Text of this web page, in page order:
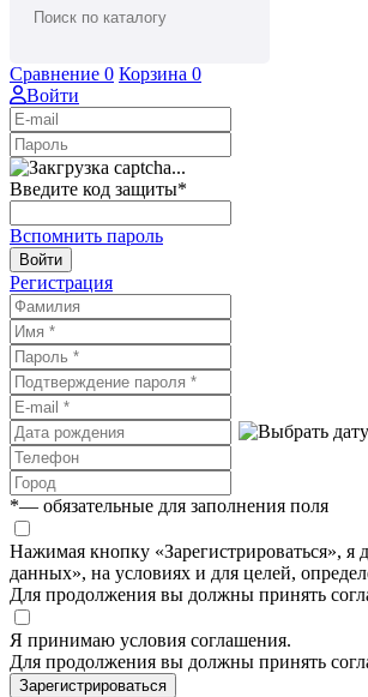
Сравнение 0 Корзина 0
Войти
Введите код защиты*
Вспомнить пароль
Войти
Регистрация
*— обязательные для заполнения поля
Нажимая кнопку «Зарегистрироваться»,
данных», на условиях и для целей,
Для продолжения вы должны принять
Я принимаю условия соглашения.
Для продолжения вы должны принять
Зарегистрироваться